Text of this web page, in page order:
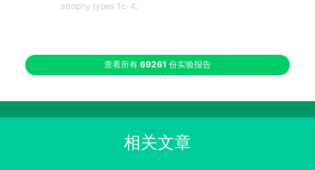
atrophy types 1c-4.
查看所有 69261 份实验报告
相关文章